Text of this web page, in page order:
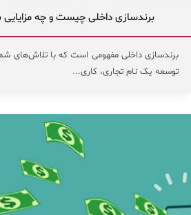
برندسازی داخلی چیست و چه مزایایی
برندسازی داخلی مفهومی است که با تلاش‌های شما
توسعه یک نام تجاری، کاری...